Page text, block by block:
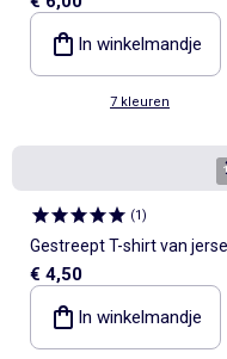
In winkelmandje
7 kleuren
(1)
Gestreept T-shirt van
met lange mouwen
€ 4,50
In winkelmandje